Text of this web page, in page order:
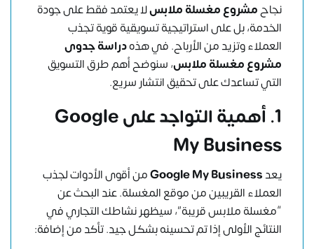
نجاحمشروع مغسلة ملابسلا يعتمد فقط على جودة
الخدمة، بل على استراتيجية تسويقية قوية تجذب
العملاء وتزيد من الأرباح. في هذهدراسة جدوى
مشروع مغسلة ملابس، سنوضح أهم طرق التسويق
التي تساعدك على تحقيق انتشار سريع.
1. أهمية التواجد على Google
My Business
يعدGoogle My Businessمن أقوى الأدوات لجذب
العملاء القريبين من موقع المغسلة. عند البحث عن
“مغسلة ملابس قريبة”، سيظهر نشاطك التجاري في
النتائج الأولى إذا تم تحسينه بشكل جيد. تأكد من إضافة: